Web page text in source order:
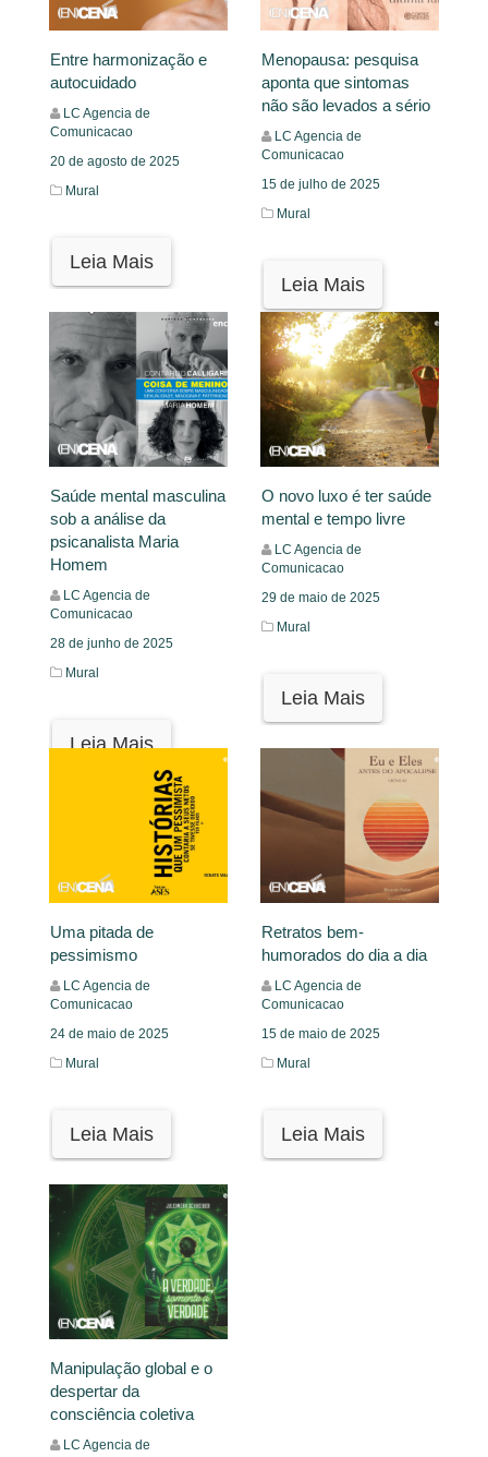
Entre harmonização e
autocuidado
LC Agencia de
Comunicacao
20 de agosto de 2025
Mural
Leia Mais
Menopausa: pesquisa
aponta que sintomas
não são levados a sério
LC Agencia de
Comunicacao
15 de julho de 2025
Mural
Leia Mais
Saúde mental masculina
sob a análise da
psicanalista Maria
Homem
LC Agencia de
Comunicacao
28 de junho de 2025
Mural
Leia Mais
O novo luxo é ter saúde
mental e tempo livre
LC Agencia de
Comunicacao
29 de maio de 2025
Mural
Leia Mais
Uma pitada de
pessimismo
LC Agencia de
Comunicacao
24 de maio de 2025
Mural
Leia Mais
Retratos bem-
humorados do dia a dia
LC Agencia de
Comunicacao
15 de maio de 2025
Mural
Leia Mais
Manipulação global e o
despertar da
consciência coletiva
LC Agencia de